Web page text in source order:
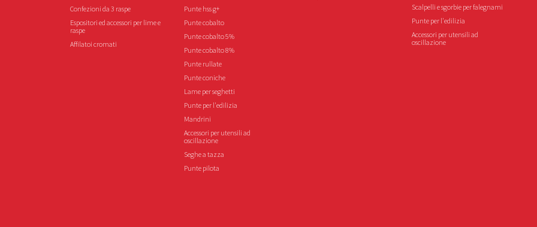
Confezioni da 3 raspe
Espositori ed accessori per lime e
raspe
Affilatoi cromati
Punte hss g+
Punte cobalto
Punte cobalto 5%
Punte cobalto 8%
Punte rullate
Punte coniche
Lame per seghetti
Punte per l'edilizia
Mandrini
Accessori per utensili ad
oscillazione
Seghe a tazza
Punte pilota
Scalpelli e sgorbie per falegnami
Punte per l'edilizia
Accessori per utensili ad
oscillazione